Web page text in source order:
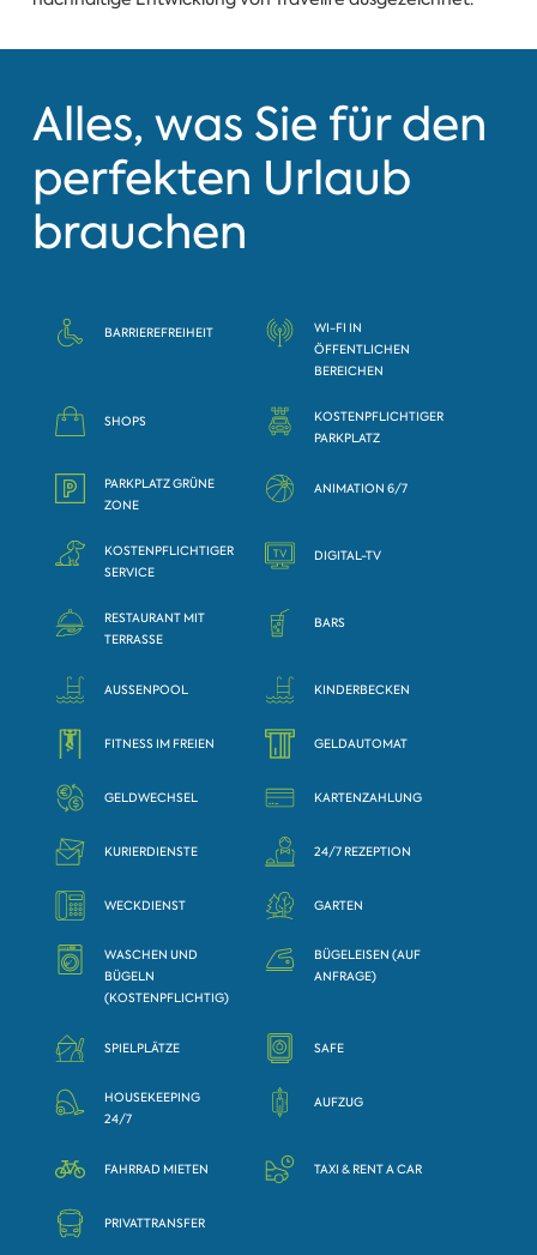
Alles, was Sie für den
perfekten Urlaub
brauchen
BARRIEREFREIHEIT
WI-FI IN
ÖFFENTLICHEN
BEREICHEN
SHOPS
KOSTENPFLICHTIGER
PARKPLATZ
PARKPLATZ GRÜNE
ZONE
ANIMATION 6/7
KOSTENPFLICHTIGER
SERVICE
DIGITAL-TV
RESTAURANT MIT
TERRASSE
BARS
AUSSENPOOL KINDERBECKEN
FITNESS IM FREIEN GELDAUTOMAT
GELDWECHSEL KARTENZAHLUNG
KURIERDIENSTE 24/7 REZEPTION
WECKDIENST GARTEN
WASCHEN UND
BÜGELN
(KOSTENPFLICHTIG)
BÜGELEISEN (AUF
ANFRAGE)
SPIELPLÄTZE SAFE
HOUSEKEEPING
24/7
AUFZUG
FAHRRAD MIETEN TAXI & RENT A CAR
PRIVATTRANSFER